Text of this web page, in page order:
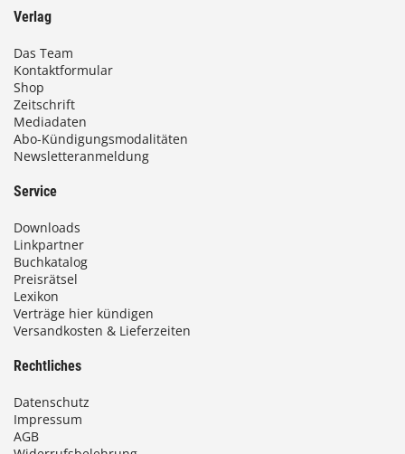
Verlag
Das Team
Kontaktformular
Shop
Zeitschrift
Mediadaten
Abo-Kündigungsmodalitäten
Newsletteranmeldung
Service
Downloads
Linkpartner
Buchkatalog
Preisrätsel
Lexikon
Verträge hier kündigen
Versandkosten & Lieferzeiten
Rechtliches
Datenschutz
Impressum
AGB